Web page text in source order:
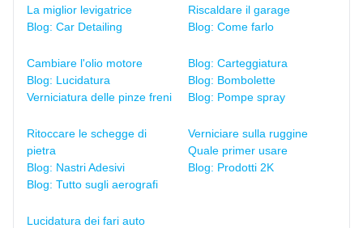
La miglior levigatrice
Blog: Car Detailing
Riscaldare il garage
Blog: Come farlo
Cambiare l'olio motore
Blog: Lucidatura
Verniciatura delle pinze freni
Blog: Carteggiatura
Blog: Bombolette
Blog: Pompe spray
Ritoccare le schegge di
pietra
Blog: Nastri Adesivi
Blog: Tutto sugli aerografi
Verniciare sulla ruggine
Quale primer usare
Blog: Prodotti 2K
Lucidatura dei fari auto